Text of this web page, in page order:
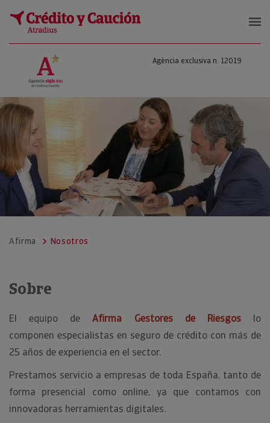
Agència exclusiva n. 12019
Afirma Nosotros
Sobre
El equipo deAfirma Gestores de Riesgoslo
componen especialistas en seguro de crédito con más de
25 años de experiencia en el sector.
Prestamos servicio a empresas de toda España, tanto de
forma presencial como online, ya que contamos con
innovadoras herramientas digitales.